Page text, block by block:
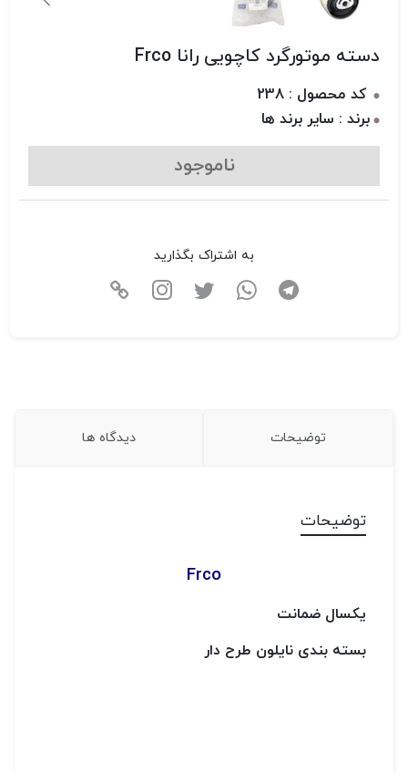
دسته موتورگرد کاچویی رانا Frco
کد محصول : 238
برند : سایر برند ها
ناموجود
به اشتراک بگذارید
توضیحات دیدگاه ها
توضیحات
Frco
یکسال ضمانت
بسته بندی نایلون طرح دار